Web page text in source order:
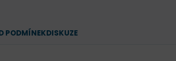
PODMÍNEKDISKUZE